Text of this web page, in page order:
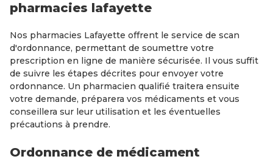
pharmacies lafayette
Nos pharmacies Lafayette offrent le service de scan
d'ordonnance, permettant de soumettre votre
prescription en ligne de manière sécurisée. Il vous suffit
de suivre les étapes décrites pour envoyer votre
ordonnance. Un pharmacien qualifié traitera ensuite
votre demande, préparera vos médicaments et vous
conseillera sur leur utilisation et les éventuelles
précautions à prendre.
Ordonnance de médicament